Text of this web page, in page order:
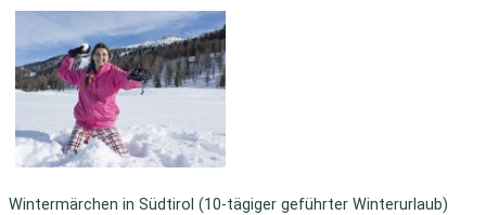
Wintermärchen in Südtirol (10-tägiger geführter Winterurlaub)